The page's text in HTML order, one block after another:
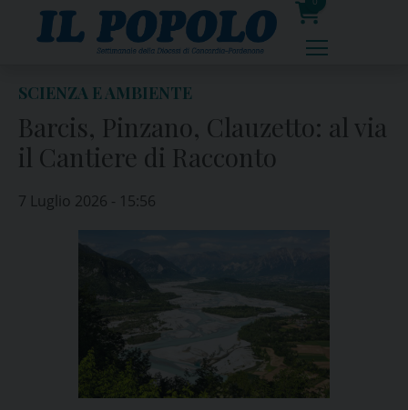
0
prodotti
SCIENZA E AMBIENTE
Barcis, Pinzano, Clauzetto: al via
il Cantiere di Racconto
7 Luglio 2026 - 15:56